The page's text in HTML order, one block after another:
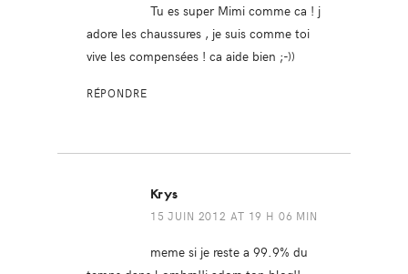
Tu es super Mimi comme ca ! j
adore les chaussures , je suis comme toi
vive les compensées ! ca aide bien ;-))
RÉPONDRE
Krys
15 JUIN 2012 AT 19 H 06 MIN
meme si je reste a 99.9% du